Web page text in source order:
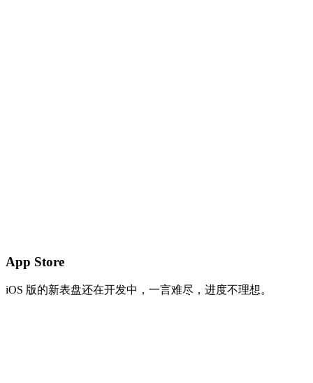
App Store
iOS 版的新表盘还在开发中，一言难尽，进度不理想。